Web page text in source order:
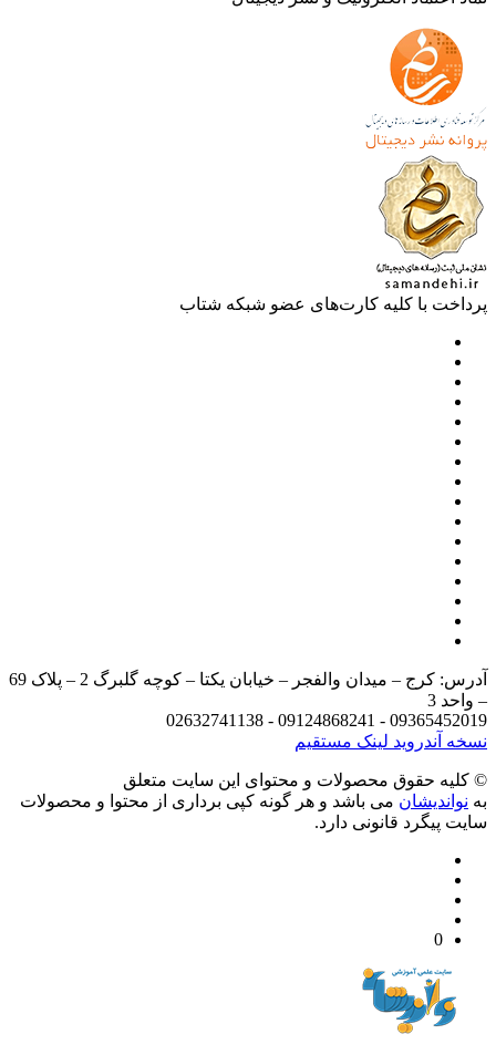
با کلیه کارت‌های عضو شبکه شتاب
آدرس: کرج – میدان والفجر – خیابان یکتا – کوچه گلبرگ 2 – پلاک 69
3
09365452019 - 09124868241 -
آندرویدلینک مستقیم
حقوق محصولات و محتوای اين سایت متعلق
می باشد و هر گونه کپی برداری از محتوا و محصولات
پیگرد قانونی دارد.